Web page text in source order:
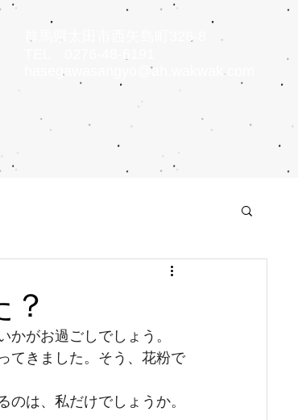
群馬県太田市西矢島町326-8
hasegawasangyo@ah.wakwak.com
がお過ごしでしょう。
てきました。そう、花粉で
は、私だけでしょうか。